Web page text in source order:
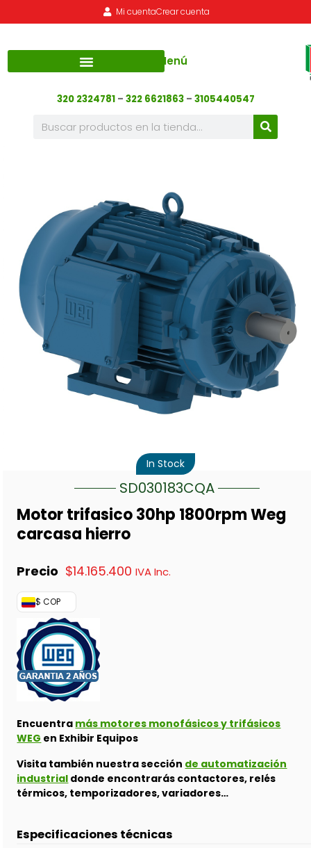
Mi cuentaCrear cuenta
Menú
320 2324781– 322 6621863 – 3105440547
Motor trifasico 30hp 1800rpm Weg
carcasa hierro
$14.165.400 IVA Inc.
$ COP
Encuentra más motores monofásicos y trifásicos
WEG en Exhibir Equipos
Visita también nuestra sección de automatización
industrial donde encontrarás contactores, relés
térmicos, temporizadores, variadores…
In Stock
SD030183CQA
Especificaciones técnicas